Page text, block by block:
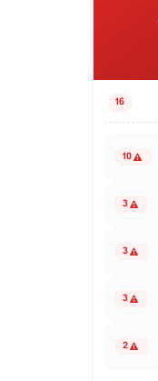
16
10
3
3
3
2